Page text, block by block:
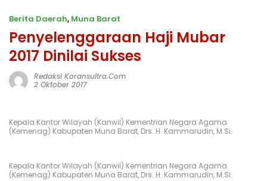
Berita Daerah, Muna Barat
Penyelenggaraan Haji Mubar
2017 Dinilai Sukses
Redaksi Koransultra.com
2 Oktober 2017
Kepala Kantor Wilayah (Kanwil) Kementrian Negara Agama
(Kemenag) Kabupaten Muna Barat, Drs. H. Kammarudin, M.Si.
Kepala Kantor Wilayah (Kanwil) Kementrian Negara Agama
(Kemenag) Kabupaten Muna Barat, Drs. H. Kammarudin, M.Si.